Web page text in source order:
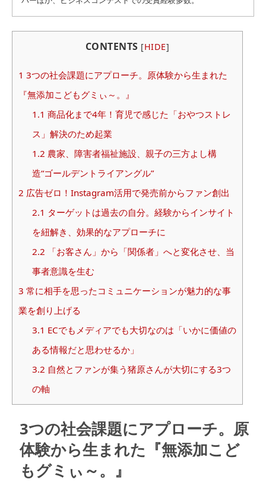
CONTENTS [HIDE]
1 3つの社会課題にアプローチ。原体験から生まれた
『無添加こどもグミぃ～。』
1.1 商品化まで4年！育児で感じた「おやつストレ
ス」解決のため起業
1.2 農家、障害者福祉施設、親子の三方よし構
造“ゴールデントライアングル”
2 広告ゼロ！Instagram活用で発売前からファン創出
2.1 ターゲットは過去の自分。経験からインサイト
を紐解き、効果的なアプローチに
2.2 「お客さん」から「関係者」へと変化させ、当
事者意識を生む
3 常に相手を思ったコミュニケーションが魅力的な事
業を創り上げる
3.1 ECでもメディアでも大切なのは「いかに価値の
ある情報だと思わせるか」
3.2 自然とファンが集う猪原さんが大切にする3つ
の軸
3つの社会課題にアプローチ。原
体験から生まれた『無添加こど
もグミぃ～。』